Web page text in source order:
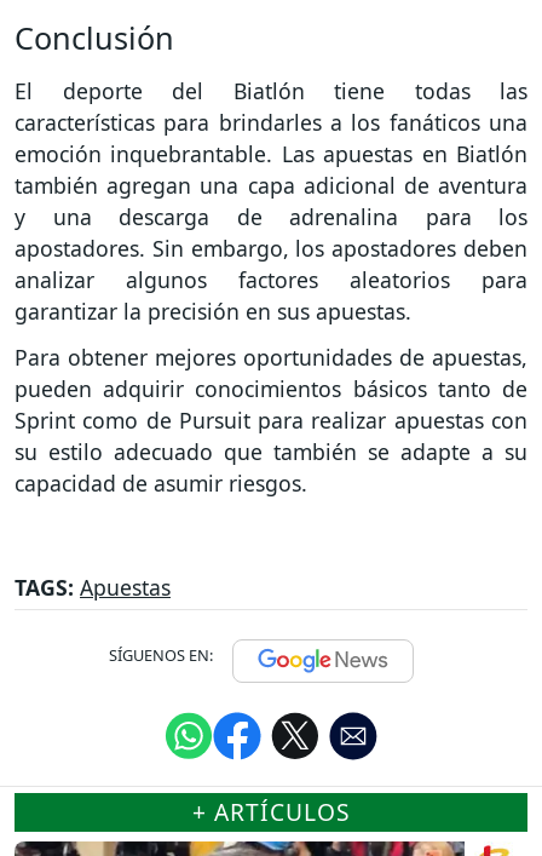
Conclusión
El deporte del Biatlón tiene todas las
características para brindarles a los fanáticos una
emoción inquebrantable. Las apuestas en Biatlón
también agregan una capa adicional de aventura
y una descarga de adrenalina para los
apostadores. Sin embargo, los apostadores deben
analizar algunos factores aleatorios para
garantizar la precisión en sus apuestas.
Para obtener mejores oportunidades de apuestas,
pueden adquirir conocimientos básicos tanto de
Sprint como de Pursuit para realizar apuestas con
su estilo adecuado que también se adapte a su
capacidad de asumir riesgos.
TAGS: Apuestas
SÍGUENOS EN:
+ ARTÍCULOS